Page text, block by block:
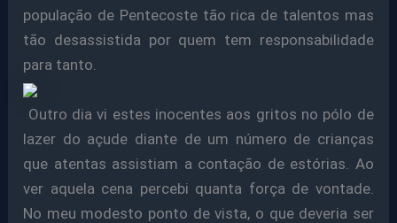
população de Pentecoste tão rica de talentos mas
tão desassistida por quem tem responsabilidade
para tanto.
Outro dia vi estes inocentes aos gritos no pólo de
lazer do açude diante de um número de crianças
que atentas assistiam a contação de estórias. Ao
ver aquela cena percebi quanta força de vontade.
No meu modesto ponto de vista, o que deveria ser